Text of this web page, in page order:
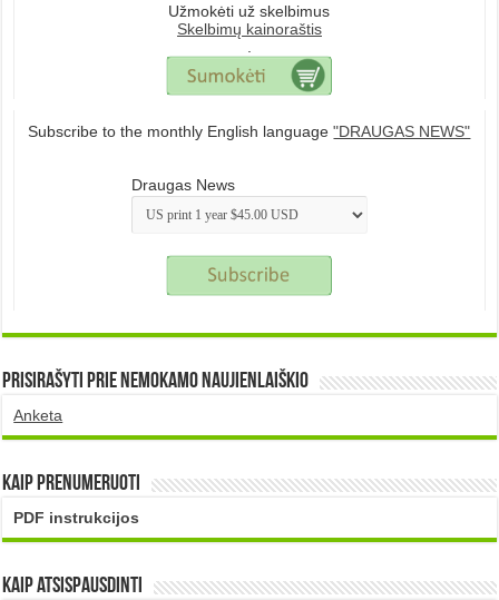
Užmokėti už skelbimus
Skelbimų kainoraštis
Subscribe to the monthly English language"DRAUGAS NEWS"
Draugas News
Prisirašyti prie nemokamo naujienlaiškio
Anketa
Kaip prenumeruoti
PDF instrukcijos
Kaip atsispausdinti